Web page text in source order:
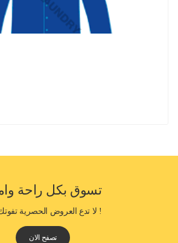
تسوق بكل راحة
! لا تدع العروض الحصرية
تصفح الان